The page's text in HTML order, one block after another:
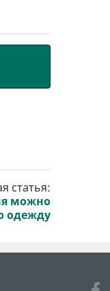
статья:
можно
одежду